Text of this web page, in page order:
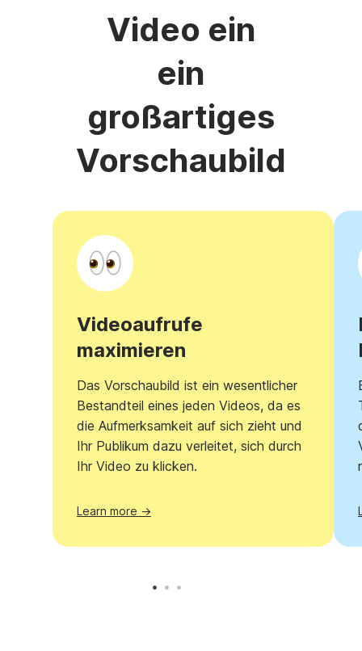
Video ein
ein
großartiges
Vorschaubild
Videoaufrufe
maximieren
Das Vorschaubild ist ein wesentlicher
Bestandteil eines jeden Videos, da es
die Aufmerksamkeit auf sich zieht und
Ihr Publikum dazu verleitet, sich durch
Ihr Video zu klicken.
Learn more →